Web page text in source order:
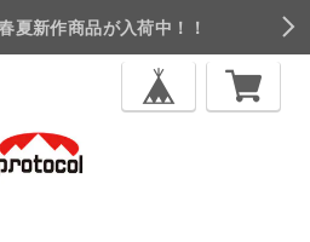
新作商品が入荷中！！